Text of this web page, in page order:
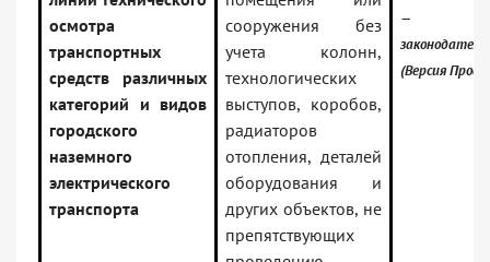
осмотра
транспортных
средств различных
категорий и видов
городского
наземного
электрического
транспорта
сооружения без
учета колонн,
технологических
выступов, коробов,
радиаторов
отопления, деталей
оборудования и
других объектов, не
препятствующих
—
(Версия Проф)